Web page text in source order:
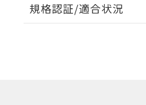
EU RoHS 注意事項・凡例
規格認証/適合状況